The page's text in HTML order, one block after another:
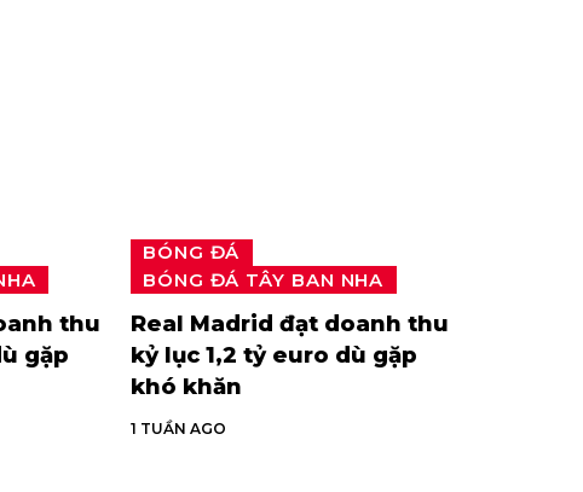
thu
gặp
BÓNG ĐÁ
BÓNG ĐÁ TÂY BAN NHA
Real Madrid đạt doanh thu
kỷ lục 1,2 tỷ euro dù gặp
khó khăn
1 TUẦN AGO